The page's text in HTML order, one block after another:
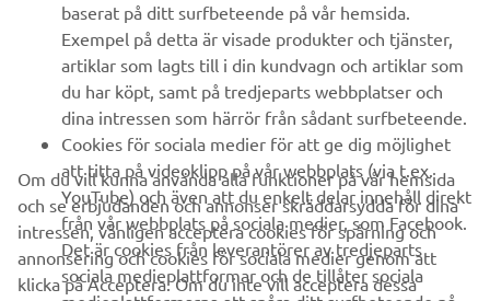
FAQ & SUPPORT
NYHETSBREV
Bli först att ta del av de senaste erbjudandena, evenemangen,
nyheterna och mycket mer
PRENUMERERA
baserat på ditt surfbeteende på vår hemsida.
Exempel på detta är visade produkter och tjänster,
artiklar som lagts till i din kundvagn och artiklar som
du har köpt, samt på tredjeparts webbplatser och
dina intressen som härrör från sådant surfbeteende.
Cookies för sociala medier för att ge dig möjlighet
att titta på videoklipp på vår webbplats (via t.ex.
YouTube) och även att du enkelt delar innehåll direkt
från vår webbplats på sociala medier, som Facebook.
Det är cookies från leverantörer av tredjeparts
sociala medieplattformar och de tillåter sociala
Om du vill kunna använda alla funktioner på vår hemsida
och se erbjudanden och annonser skräddarsydda för dina
intressen, vänligen acceptera cookies för spårning och
annonsering och cookies för sociala medier genom att
klicka på Acceptera. Om du inte vill acceptera dessa